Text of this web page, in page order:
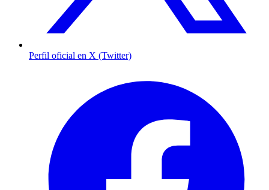
Perfil oficial en X (Twitter)